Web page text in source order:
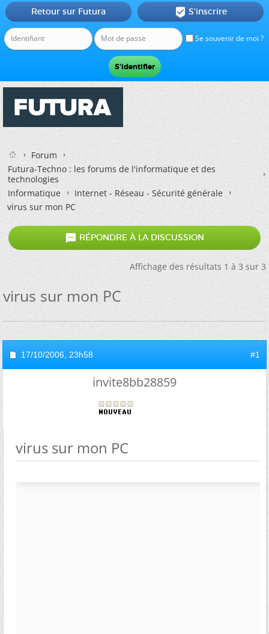
Se souvenir de moi ?
Retour sur Futura  S'inscrire
Forum
Futura-Techno : les forums de l'informatique et des
technologies
Informatique
Internet - Réseau - Sécurité générale
virus sur mon PC
 RÉPONDRE À LA DISCUSSION
Affichage des résultats 1 à 3 sur 3
virus sur mon PC
17/10/2006, 23h58 #1
invite8bb28859
virus sur mon PC